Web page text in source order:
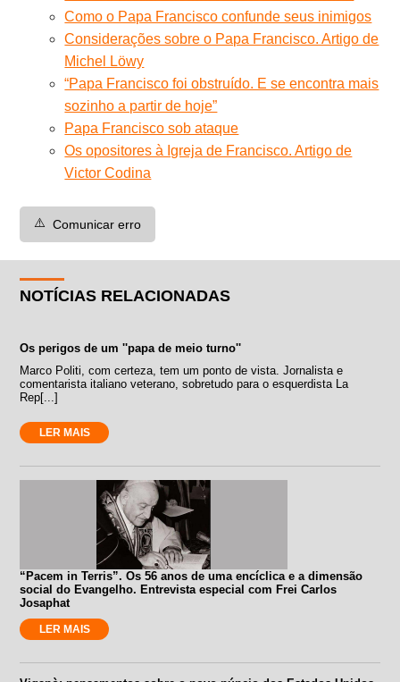
Como o Papa Francisco confunde seus inimigos
Considerações sobre o Papa Francisco. Artigo de
Michel Löwy
“Papa Francisco foi obstruído. E se encontra mais
sozinho a partir de hoje”
Papa Francisco sob ataque
Os opositores à Igreja de Francisco. Artigo de
Victor Codina
⚠️ Comunicar erro
NOTÍCIAS RELACIONADAS
Os perigos de um ''papa de meio turno''
Marco Politi, com certeza, tem um ponto de vista. Jornalista e
comentarista italiano veterano, sobretudo para o esquerdista La
Rep[...]
LER MAIS
“Pacem in Terris”. Os 56 anos de uma encíclica e a dimensão
social do Evangelho. Entrevista especial com Frei Carlos
Josaphat
LER MAIS